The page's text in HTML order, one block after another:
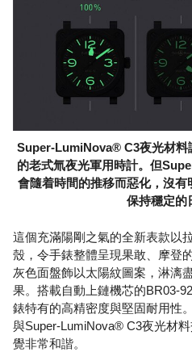
Super-LumiNova® C3夜光材料
的老式氚夜光軍用時計。但
會隨着時間的推移而惡化，沒
保持穩定的
這個充滿陽剛之氣的全新表款以
殼，令手錶整體呈現果敢、摩登
灰色面盤飾以太陽紋圖案，淋漓
果。搭載自動上鏈機芯的BR03-
錶特有的高精密度與堅固耐用性
與Super-LumiNova® C3夜光材
覺非常和諧。